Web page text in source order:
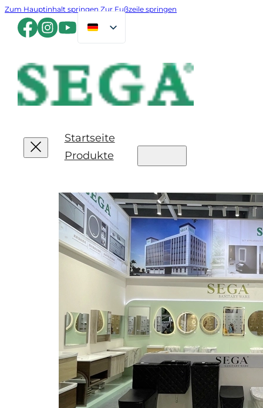
Zum Hauptinhalt springen Zur Fußzeile springen
Startseite
Produkte